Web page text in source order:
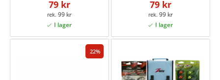
79 kr
99 kr
79 kr
99 kr
22